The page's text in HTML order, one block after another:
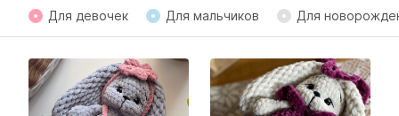
Для девочек Для мальчиков Для